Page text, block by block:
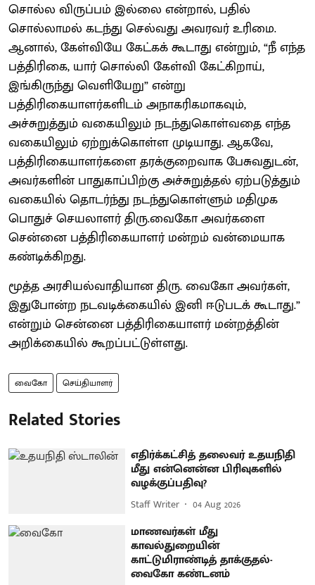
சொல்ல விருப்பம் இல்லை என்றால், பதில்
சொல்லாமல் கடந்து செல்வது அவரவர் உரிமை.
ஆனால், கேள்வியே கேட்கக் கூடாது என்றும், “நீ எந்த
பத்திரிகை, யார் சொல்லி கேள்வி கேட்கிறாய்,
இங்கிருந்து வெளியேறு” என்று
பத்திரிகையாளர்களிடம் அநாகரிகமாகவும்,
அச்சுறுத்தும் வகையிலும் நடந்துகொள்வதை எந்த
வகையிலும் ஏற்றுக்கொள்ள முடியாது. ஆகவே,
பத்திரிகையாளர்களை தரக்குறைவாக பேசுவதுடன்,
அவர்களின் பாதுகாப்பிற்கு அச்சுறுத்தல் ஏற்படுத்தும்
வகையில் தொடர்ந்து நடந்துகொள்ளும் மதிமுக
பொதுச் செயலாளர் திரு.வைகோ அவர்களை
சென்னை பத்திரிகையாளர் மன்றம் வன்மையாக
கண்டிக்கிறது.
மூத்த அரசியல்வாதியான திரு. வைகோ அவர்கள்,
இதுபோன்ற நடவடிக்கையில் இனி ஈடுபடக் கூடாது.”
என்றும் சென்னை பத்திரிகையாளர் மன்றத்தின்
அறிக்கையில் கூறப்பட்டுள்ளது.
வைகோ செய்தியாளர்
Related Stories
எதிர்க்கட்சித் தலைவர் உதயநிதி
மீது என்னென்ன பிரிவுகளில்
வழக்குப்பதிவு?
Staff Writer 04 Aug 2026
மாணவர்கள் மீது
காவல்துறையின்
காட்டுமிராண்டித் தாக்குதல்-
வைகோ கண்டனம்